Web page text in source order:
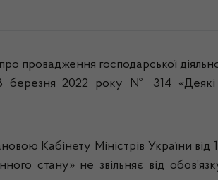
господарської
березня 2022 року № 314
Кабінету Міністрів України
стану» не звільняє від